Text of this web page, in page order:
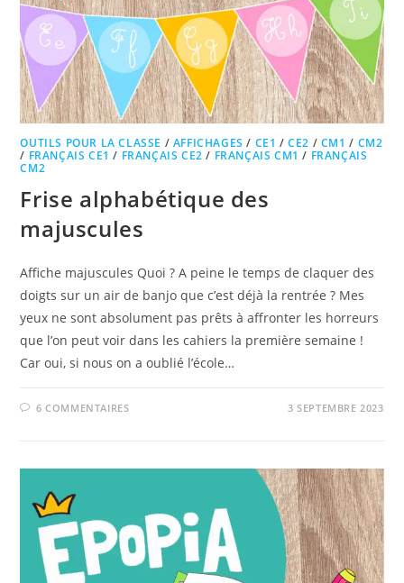
OUTILS POUR LA CLASSE / AFFICHAGES / CE1 /CE2 / CM1 / CM2
/ FRANÇAIS CE1 / FRANÇAIS CE2 / FRANÇAIS CM1 / FRANÇAIS
CM2
Frise alphabétique des
majuscules
Affiche majuscules Quoi ? A peine le temps de claquer des
doigts sur un air de banjo que c’est déjà la rentrée ? Mes
yeux ne sont absolument pas prêts à affronter les horreurs
que l’on peut voir dans les cahiers la première semaine !
Car oui, si nous on a oublié l’école…
6 COMMENTAIRES 3 SEPTEMBRE 2023